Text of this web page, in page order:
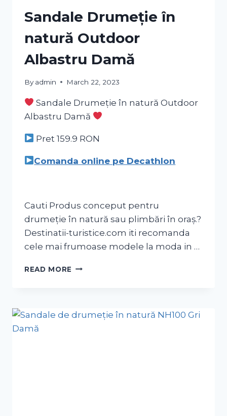
Sandale Drumeție în
natură Outdoor
Albastru Damă
By admin March 22, 2023
Sandale Drumeție în natură Outdoor
Albastru Damă
Pret 159.9 RON
Comanda online pe Decathlon
Cauti Produs conceput pentru
drumeție în natură sau plimbări în oraș.?
Destinatii-turistice.com iti recomanda
cele mai frumoase modele la moda in …
READ MORE